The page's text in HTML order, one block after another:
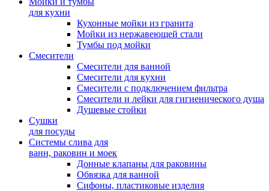
для кухни
Кухонные мойки из гранита
Мойки из нержавеющей стали
Тумбы под мойки
Смесители
Смесители для ванной
Смесители для кухни
Смесители с подключением фильтра
Cмесители и лейки для гигиенического душа
Душевые стойки
Сушки
для посуды
Системы слива для
ванн, раковин и моек
Донные клапаны для раковины
Обвязка для ванной
Сифоны, пластиковые изделия